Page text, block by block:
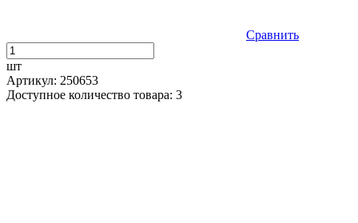
Сравнить
шт
Артикул: 250653
Доступное количество товара: 3